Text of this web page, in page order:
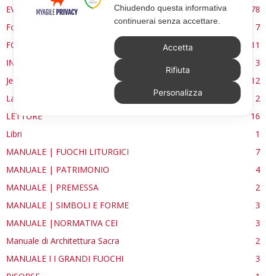
EVENTI
78
Forma, spazio e ordine
7
FORMAZIONE
11
INTERVIEW
3
Jerusalem
12
La Materia e l'Immagine
2
LETTURE
16
Libri
1
MANUALE | FUOCHI LITURGICI
7
MANUALE | PATRIMONIO
4
MANUALE | PREMESSA
2
MANUALE | SIMBOLI E FORME
3
MANUALE |NORMATIVA CEI
3
Manuale di Architettura Sacra
2
MANUALE I I GRANDI FUOCHI
3
Chiudendo questa informativa
continuerai senza accettare.
Accetta
Rifiuta
Personalizza